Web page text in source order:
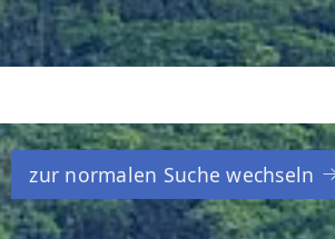
zur normalen Suche wechseln